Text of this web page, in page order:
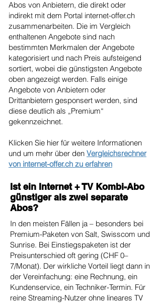
Abos von Anbietern, die direkt oder
indirekt mit dem Portal internet-offer.ch
zusammenarbeiten. Die im Vergleich
enthaltenen Angebote sind nach
bestimmten Merkmalen der Angebote
kategorisiert und nach Preis aufsteigend
sortiert, wobei die günstigsten Angebote
oben angezeigt werden. Falls einige
Angebote von Anbietern oder
Drittanbietern gesponsert werden, sind
diese deutlich als „Premium“
gekennzeichnet.
Klicken Sie hier für weitere Informationen
und um mehr über den Vergleichsrechner
von internet-offer.ch zu erfahren
Ist ein Internet + TV Kombi-Abo
günstiger als zwei separate
Abos?
In den meisten Fällen ja – besonders bei
Premium-Paketen von Salt, Swisscom und
Sunrise. Bei Einstiegspaketen ist der
Preisunterschied oft gering (CHF 0–
7/Monat). Der wirkliche Vorteil liegt dann in
der Vereinfachung: eine Rechnung, ein
Kundenservice, ein Techniker-Termin. Für
reine Streaming-Nutzer ohne lineares TV